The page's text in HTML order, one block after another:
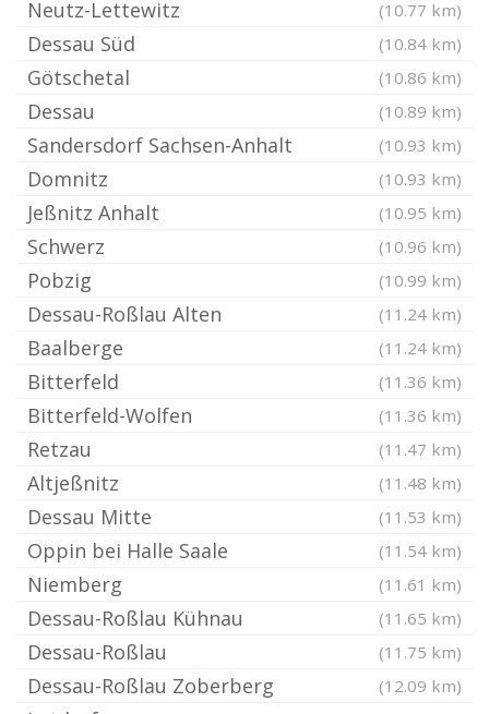
Neutz-Lettewitz (10.77 km)
Dessau Süd (10.84 km)
Götschetal (10.86 km)
Dessau (10.89 km)
Sandersdorf Sachsen-Anhalt (10.93 km)
Domnitz (10.93 km)
Jeßnitz Anhalt (10.95 km)
Schwerz (10.96 km)
Pobzig (10.99 km)
Dessau-Roßlau Alten (11.24 km)
Baalberge (11.24 km)
Bitterfeld (11.36 km)
Bitterfeld-Wolfen (11.36 km)
Retzau (11.47 km)
Altjeßnitz (11.48 km)
Dessau Mitte (11.53 km)
Oppin bei Halle Saale (11.54 km)
Niemberg (11.61 km)
Dessau-Roßlau Kühnau (11.65 km)
Dessau-Roßlau (11.75 km)
Dessau-Roßlau Zoberberg (12.09 km)